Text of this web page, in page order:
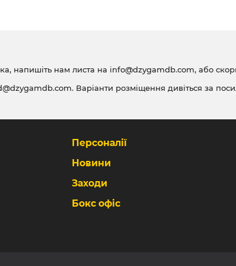
напишіть нам листа на info@dzygamdb.com, або
. Варіанти розміщення дивіться за
Персоналії
Новини
Заходи
Бокс офіс